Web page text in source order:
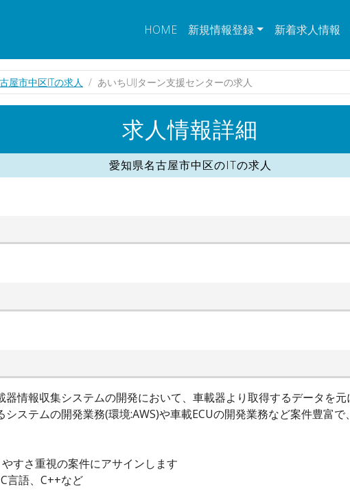
HOME 新規情報登録 新着求人情報
屋市中区ITの求人 あいちUIJターン支援センターの求人
求人情報詳細
愛知県名古屋市中区のITの求人
器情報収集システムの開発において、車載器より取得するデータを
ステムの開発業務(環境:AWS)や車載ECUの開発業務など案件豊富
すさ重視の案件にアサインします
言語、C++など